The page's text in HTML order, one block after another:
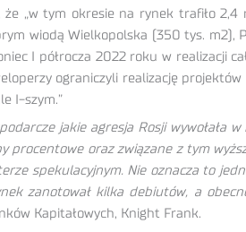
że „w tym okresie na rynek trafiło 2,4
wiodą Wielkopolska (350 tys. m2),
I półrocza 2022 roku w realizacji
ograniczyli realizację
I-szym.”
jakie agresja Rosji
oraz związane z tym
spekulacyjnym. Nie oznacza to
zanotował kilka debiutów, a
Kapitałowych, Knight Frank.